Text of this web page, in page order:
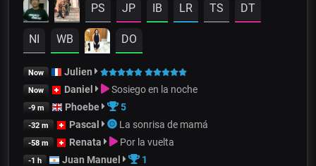
PS JP IB LR TS DT
NI WB DO
Now Julien
Now Daniel Sosiego en la noche
-9 m Phoebe 5
-32 m Pascal La sonrisa de mamá
-58 m Renata Por la vuelta
-1 h Juan Manuel 1